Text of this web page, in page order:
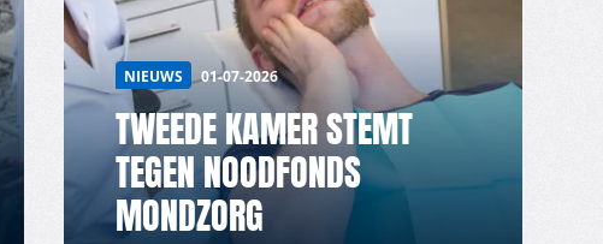
NIEUWS 01-07-2026
TWEEDE KAMER STEMT
TEGEN NOODFONDS
MONDZORG